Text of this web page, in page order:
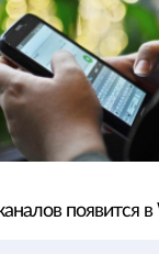
появится